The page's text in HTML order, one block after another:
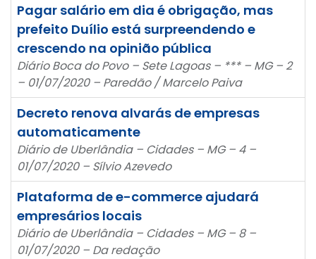
Pagar salário em dia é obrigação, mas
prefeito Duílio está surpreendendo e
crescendo na opinião pública
Diário Boca do Povo – Sete Lagoas – *** – MG – 2
– 01/07/2020 – Paredão / Marcelo Paiva
Decreto renova alvarás de empresas
automaticamente
Diário de Uberlândia – Cidades – MG – 4 –
01/07/2020 – Sílvio Azevedo
Plataforma de e-commerce ajudará
empresários locais
Diário de Uberlândia – Cidades – MG – 8 –
01/07/2020 – Da redação